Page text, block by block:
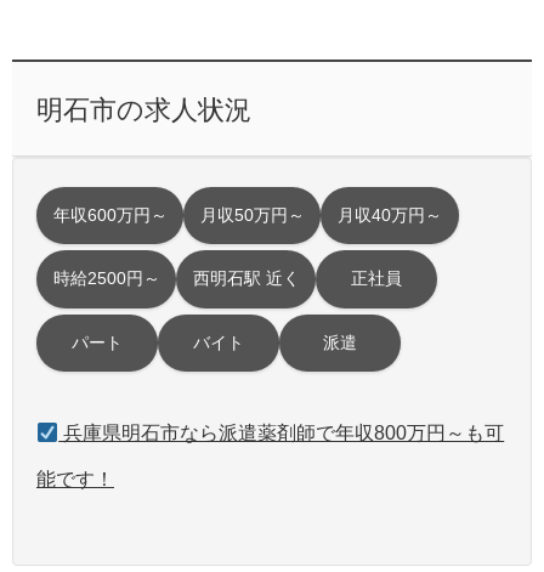
明石市の求人状況
年収600万円～ 月収50万円～ 月収40万円～
時給2500円～ 西明石駅 近く 正社員
パート バイト 派遣
兵庫県明石市なら派遣薬剤師で年収800万円～も可
能です！